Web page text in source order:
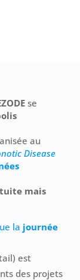
se
au
Disease
mais
la journée
est
des projets